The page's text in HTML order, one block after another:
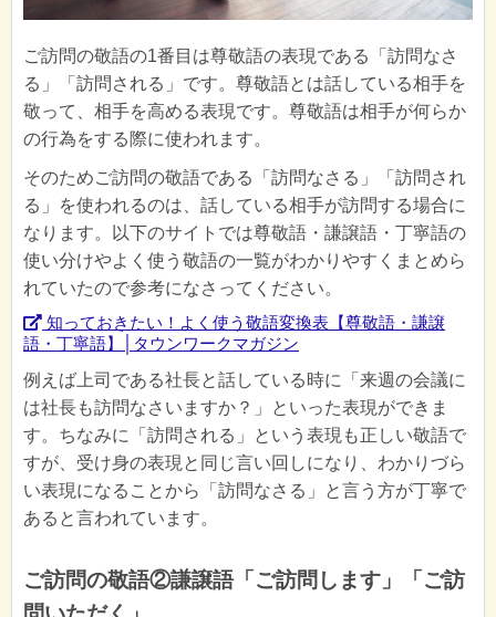
ご訪問の敬語の1番目は尊敬語の表現である「訪問なさ
る」「訪問される」です。尊敬語とは話している相手を
敬って、相手を高める表現です。尊敬語は相手が何らか
の行為をする際に使われます。
そのためご訪問の敬語である「訪問なさる」「訪問され
る」を使われるのは、話している相手が訪問する場合に
なります。以下のサイトでは尊敬語・謙譲語・丁寧語の
使い分けやよく使う敬語の一覧がわかりやすくまとめら
れていたので参考になさってください。
知っておきたい！よく使う敬語変換表【尊敬語・謙譲
語・丁寧語】│タウンワークマガジン
例えば上司である社長と話している時に「来週の会議に
は社長も訪問なさいますか？」といった表現ができま
す。ちなみに「訪問される」という表現も正しい敬語で
すが、受け身の表現と同じ言い回しになり、わかりづら
い表現になることから「訪問なさる」と言う方が丁寧で
あると言われています。
ご訪問の敬語②謙譲語「ご訪問します」「ご訪